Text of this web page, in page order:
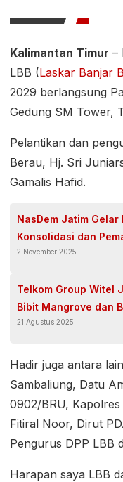
Kalimantan Timur –
LBB (Laskar Banjar
2029 berlangsung
Gedung SM Tower,
Pelantikan dan
Berau, Hj. Sri
Gamalis Hafid.
NasDem Jatim
Konsolidasi dan
Menuju 2029
2 November 2025
Telkom Group Witel
Bibit Mangrove dan
Warga Dusun
21 Agustus 2025
Hadir juga antara
Sambaliung, Datu
0902/BRU,
Fitiral Noor, Dirut
Pengurus DPP LBB
Harapan saya LBB